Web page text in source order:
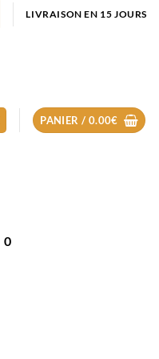
LIVRAISON EN 15 JOURS
PANIER / 0.00€
0